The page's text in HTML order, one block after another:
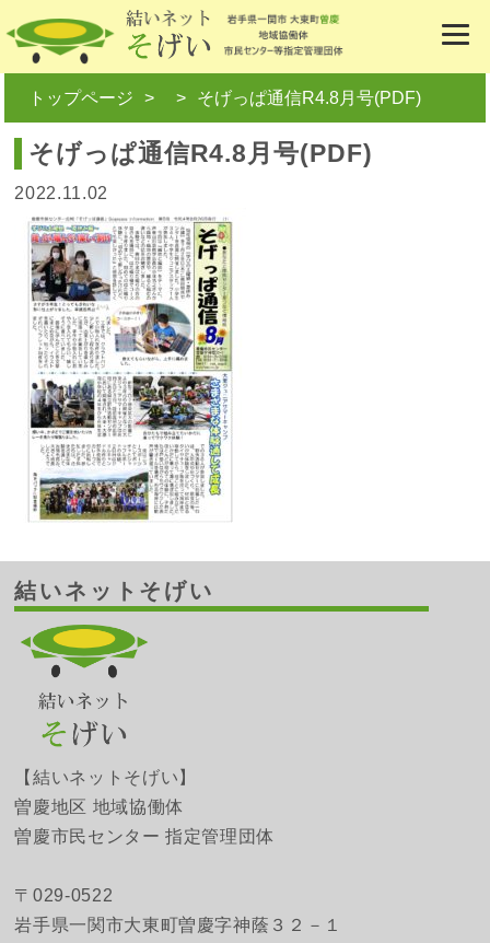
トップページ そげっぱ通信R4.8月号(PDF)
そげっぱ通信R4.8月号(PDF)
2022.11.02
結いネットそげい
【結いネットそげい】
曽慶地区 地域協働体
曽慶市民センター 指定管理団体
〒029-0522
岩手県一関市大東町曽慶字神蔭３２－１